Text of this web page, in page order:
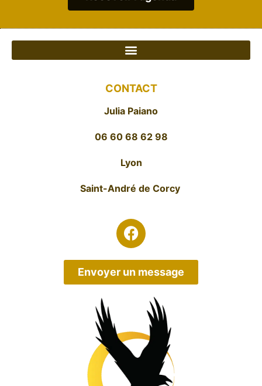
CONTACT
Julia Paiano
06 60 68 62 98
Lyon
Saint-André de Corcy
Envoyer un message